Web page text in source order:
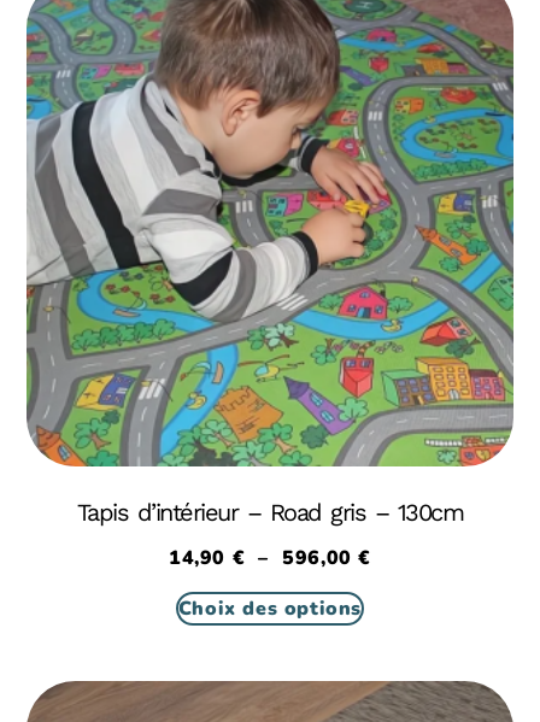
Tapis d’intérieur – Road gris – 130cm
14,90 € – 596,00€
Choix des options